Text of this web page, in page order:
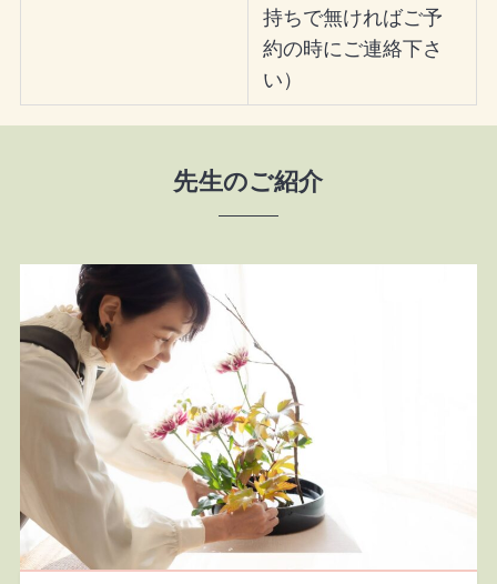
持ちで無ければご予
約の時にご連絡下さ
い）
先生のご紹介